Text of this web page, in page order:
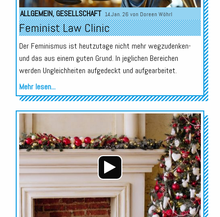
ALLGEMEIN, GESELLSCHAFT 14.Jan. 26 von Doreen Wöhrl
Feminist Law Clinic
Der Feminismus ist heutzutage nicht mehr wegzudenken-
und das aus einem guten Grund. In jeglichen Bereichen
werden Ungleichheiten aufgedeckt und aufgearbeitet.
Mehr lesen...
Audio-
Player